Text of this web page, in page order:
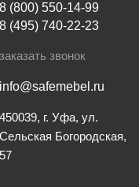
8 (800) 550-14-99
8 (495) 740-22-23
заказать звонок
info@safemebel.ru
450039, г. Уфа, ул.
Сельская Богородская,
57